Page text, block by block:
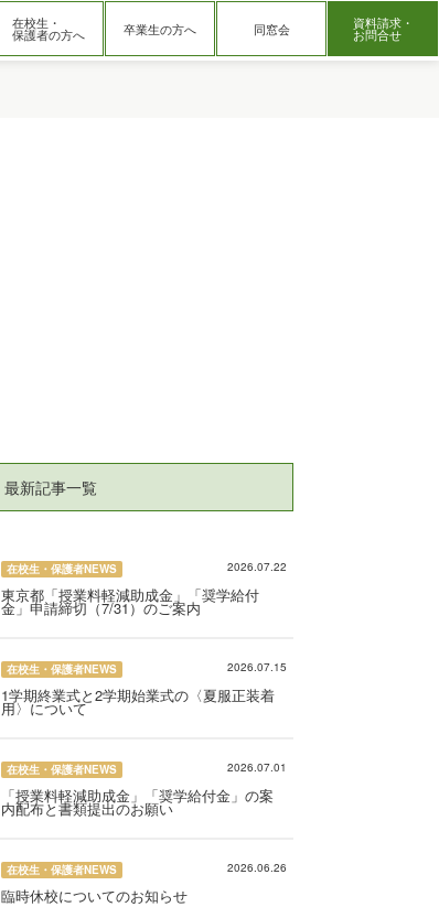
在校生・
保護者の方へ 卒業生の方へ 同窓会 資料請求・
お問合せ
最新記事一覧
在校生・保護者NEWS 2026.07.22
東京都「授業料軽減助成金」「奨学給付
金」申請締切（7/31）のご案内
在校生・保護者NEWS 2026.07.15
1学期終業式と2学期始業式の〈夏服正装着
用〉について
在校生・保護者NEWS 2026.07.01
「授業料軽減助成金」「奨学給付金」の案
内配布と書類提出のお願い
在校生・保護者NEWS 2026.06.26
臨時休校についてのお知らせ